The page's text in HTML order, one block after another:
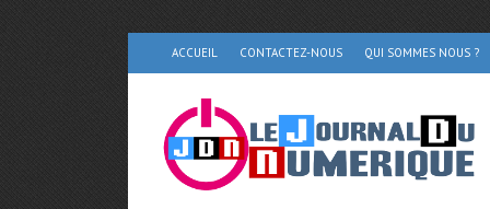
ACCUEIL CONTACTEZ-NOUS QUI SOMMES NOUS ?